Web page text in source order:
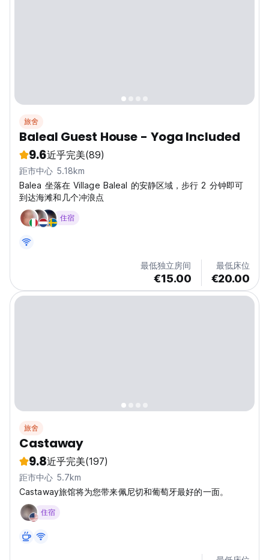
旅舍
Baleal Guest House - Yoga Included
9.6近乎完美(89)
距市中心 5.18km
Balea 坐落在 Village Baleal 的安静区域，步行 2 分钟即可
到达海滩和几个冲浪点
住宿
最低独立房间
€15.00
最低床位
€20.00
旅舍
Castaway
9.8近乎完美(197)
距市中心 5.7km
Castaway旅馆将为您带来佩尼切和葡萄牙最好的一面。
住宿